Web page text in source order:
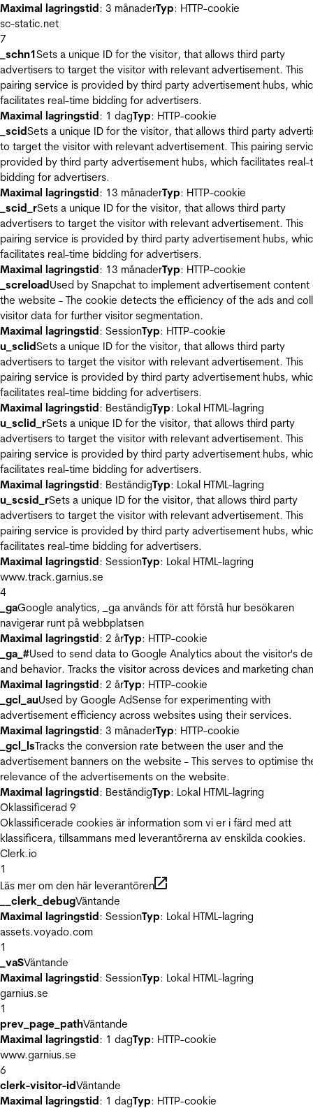
Maximal lagringstid: 3 månaderTyp: HTTP-cookie
sc-static.net
7
_schn1Sets a unique ID for the visitor, that allows third party
advertisers to target the visitor with relevant advertisement. This
pairing service is provided by third party advertisement hubs,
facilitates real-time bidding for advertisers.
Maximal lagringstid: 1 dagTyp: HTTP-cookie
_scidSets a unique ID for the visitor, that allows third party
to target the visitor with relevant advertisement. This pairing
provided by third party advertisement hubs, which facilitates real-
bidding for advertisers.
Maximal lagringstid: 13 månaderTyp: HTTP-cookie
_scid_rSets a unique ID for the visitor, that allows third party
advertisers to target the visitor with relevant advertisement. This
pairing service is provided by third party advertisement hubs,
facilitates real-time bidding for advertisers.
Maximal lagringstid: 13 månaderTyp: HTTP-cookie
_screloadUsed by Snapchat to implement advertisement content
the website - The cookie detects the efficiency of the ads and
visitor data for further visitor segmentation.
Maximal lagringstid: SessionTyp: HTTP-cookie
u_sclidSets a unique ID for the visitor, that allows third party
advertisers to target the visitor with relevant advertisement. This
pairing service is provided by third party advertisement hubs,
facilitates real-time bidding for advertisers.
Maximal lagringstid: BeständigTyp: Lokal HTML-lagring
u_sclid_rSets a unique ID for the visitor, that allows third party
advertisers to target the visitor with relevant advertisement. This
pairing service is provided by third party advertisement hubs,
facilitates real-time bidding for advertisers.
Maximal lagringstid: BeständigTyp: Lokal HTML-lagring
u_scsid_rSets a unique ID for the visitor, that allows third party
advertisers to target the visitor with relevant advertisement. This
pairing service is provided by third party advertisement hubs,
facilitates real-time bidding for advertisers.
Maximal lagringstid: SessionTyp: Lokal HTML-lagring
www.track.garnius.se
4
_gaGoogle analytics, _ga används för att förstå hur besökaren
navigerar runt på webbplatsen
Maximal lagringstid: 2 årTyp: HTTP-cookie
_ga_#Used to send data to Google Analytics about the visitor's
and behavior. Tracks the visitor across devices and marketing
Maximal lagringstid: 2 årTyp: HTTP-cookie
_gcl_auUsed by Google AdSense for experimenting with
advertisement efficiency across websites using their services.
Maximal lagringstid: 3 månaderTyp: HTTP-cookie
_gcl_lsTracks the conversion rate between the user and the
advertisement banners on the website - This serves to optimise
relevance of the advertisements on the website.
Maximal lagringstid: BeständigTyp: Lokal HTML-lagring
Oklassificerad 9
Oklassificerade cookies är information som vi er i färd med att
klassificera, tillsammans med leverantörerna av enskilda cookies.
Clerk.io
1
Läs mer om den här leverantören
__clerk_debugVäntande
Maximal lagringstid: SessionTyp: Lokal HTML-lagring
assets.voyado.com
1
_vaSVäntande
Maximal lagringstid: SessionTyp: Lokal HTML-lagring
garnius.se
1
prev_page_pathVäntande
Maximal lagringstid: 1 dagTyp: HTTP-cookie
www.garnius.se
6
clerk-visitor-idVäntande
Maximal lagringstid: 1 dagTyp: HTTP-cookie